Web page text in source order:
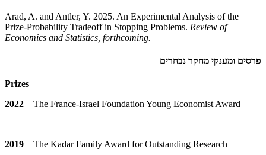
Arad, A. and Antler, Y. 2025. An Experimental Analysis of the
Prize-Probability Tradeoff in Stopping Problems. Review of
Economics and Statistics, forthcoming.
פרסים ומענקי מחקר נבחרים
Prizes
2022
The France-Israel Foundation Young Economist Award
2019 The Kadar Family Award for Outstanding Research